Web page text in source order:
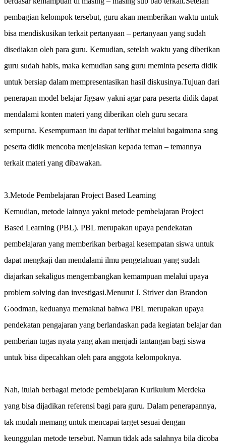
pembagian kelompok tersebut, guru akan memberikan waktu untuk
bisa mendiskusikan terkait pertanyaan – pertanyaan yang sudah
disediakan oleh para guru. Kemudian, setelah waktu yang diberikan
guru sudah habis, maka kemudian sang guru meminta peserta didik
untuk bersiap dalam mempresentasikan hasil diskusinya.Tujuan dari
penerapan model belajar Jigsaw yakni agar para peserta didik dapat
mendalami konten materi yang diberikan oleh guru secara
sempurna. Kesempurnaan itu dapat terlihat melalui bagaimana sang
peserta didik mencoba menjelaskan kepada teman – temannya
terkait materi yang dibawakan.
3.Metode Pembelajaran Project Based Learning
Kemudian, metode lainnya yakni metode pembelajaran Project
Based Learning (PBL). PBL merupakan upaya pendekatan
pembelajaran yang memberikan berbagai kesempatan siswa untuk
dapat mengkaji dan mendalami ilmu pengetahuan yang sudah
diajarkan sekaligus mengembangkan kemampuan melalui upaya
problem solving dan investigasi.Menurut J. Striver dan Brandon
Goodman, keduanya memaknai bahwa PBL merupakan upaya
pendekatan pengajaran yang berlandaskan pada kegiatan belajar dan
pemberian tugas nyata yang akan menjadi tantangan bagi siswa
untuk bisa dipecahkan oleh para anggota kelompoknya.
Nah, itulah berbagai metode pembelajaran Kurikulum Merdeka
yang bisa dijadikan referensi bagi para guru. Dalam penerapannya,
tak mudah memang untuk mencapai target sesuai dengan
keunggulan metode tersebut. Namun tidak ada salahnya bila dicoba